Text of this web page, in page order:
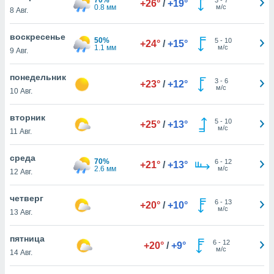
действия
рекламу
нашей
cookie
cookie
в
нашего
8 Авг.
0.8 мм
+26° / +19°
м/с
воскресенье
9 Авг.
50%
1.1 мм
+24° / +15° 5- 10
м/с
понедельник
10 Авг.
+23° / +12° 3- 6
м/с
вторник
11 Авг.
+25° / +13° 5- 10
м/с
среда
12 Авг.
70%
2.6 мм
+21° / +13° 6- 12
м/с
четверг
13 Авг.
+20° / +10° 6- 13
м/с
пятница
14 Авг.
+20° / +9° 6- 12
м/с